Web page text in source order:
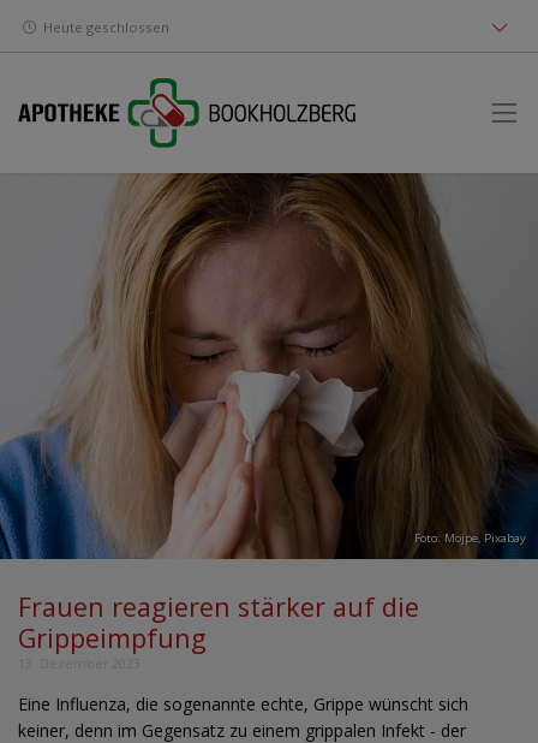
Heute geschlossen
Foto: Mojpe,Pixabay
Frauen reagieren stärker auf die
Grippeimpfung
Eine Influenza, die sogenannte echte, Grippe wünscht sich
keiner, denn im Gegensatz zu einem grippalen Infekt - der